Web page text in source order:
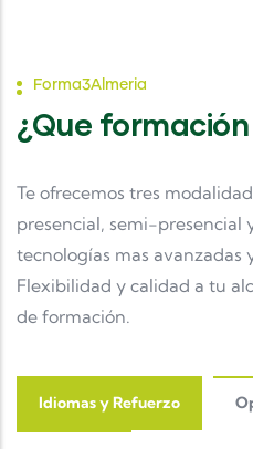
Forma3Almeria
¿Que
Te ofrecemos tres
presencial, semi-presencial
tecnologías mas avanzadas
Flexibilidad y calidad a tu
de formación.
Idiomas y Refuerzo